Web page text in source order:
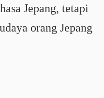
Jepang, tetapi
orang Jepang